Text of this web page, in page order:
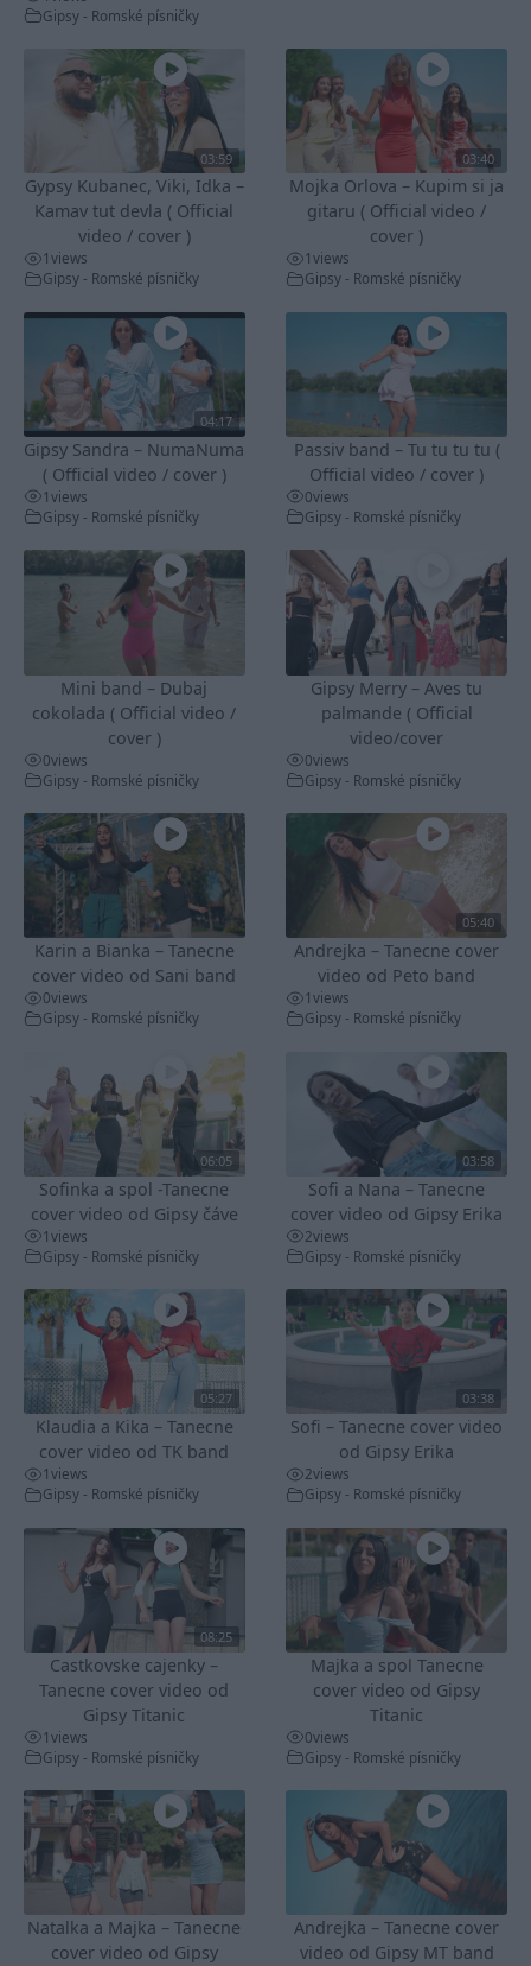
Gipsy - Romské písničky
03:59
Gypsy Kubanec, Viki, Idka –
Kamav tut devla ( Official
video / cover )
1views
Gipsy - Romské písničky
03:40
Mojka Orlova – Kupim si ja
gitaru ( Official video /
cover )
1views
Gipsy - Romské písničky
04:17
Gipsy Sandra – NumaNuma
( Official video / cover )
1views
Gipsy - Romské písničky
Passiv band – Tu tu tu tu (
Official video / cover )
0views
Gipsy - Romské písničky
Mini band – Dubaj
cokolada ( Official video /
cover )
0views
Gipsy - Romské písničky
Gipsy Merry – Aves tu
palmande ( Official
video/cover
0views
Gipsy - Romské písničky
Karin a Bianka – Tanecne
cover video od Sani band
0views
Gipsy - Romské písničky
05:40
Andrejka – Tanecne cover
video od Peto band
1views
Gipsy - Romské písničky
06:05
Sofinka a spol -Tanecne
cover video od Gipsy čáve
1views
Gipsy - Romské písničky
03:58
Sofi a Nana – Tanecne
cover video od Gipsy Erika
2views
Gipsy - Romské písničky
05:27
Klaudia a Kika – Tanecne
cover video od TK band
1views
Gipsy - Romské písničky
03:38
Sofi – Tanecne cover video
od Gipsy Erika
2views
Gipsy - Romské písničky
08:25
Castkovske cajenky –
Tanecne cover video od
Gipsy Titanic
1views
Gipsy - Romské písničky
Majka a spol Tanecne
cover video od Gipsy
Titanic
0views
Gipsy - Romské písničky
Natalka a Majka – Tanecne
cover video od Gipsy
Andrejka – Tanecne cover
video od Gipsy MT band